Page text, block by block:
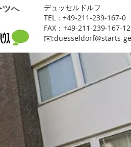
ツへ
​デュッセルドルフ
TEL：+49-211-239-167-0
FAX：+49-211-239-167-12
​✉️:duesseldorf@starts-